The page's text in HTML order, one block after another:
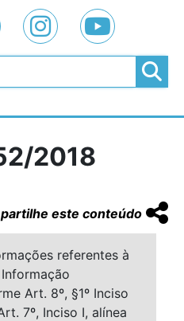
2018
este conteúdo
referentes à
Art. 8º, §1º Inciso
7º, Inciso I, alínea